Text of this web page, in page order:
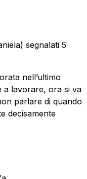
segnalati 5
nell’ultimo
a lavorare, ora si va
parlare di quando
decisamente